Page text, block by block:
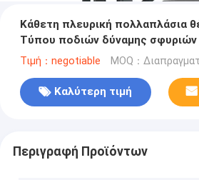
Κάθετη πλευρική πολλαπλάσια
Τύπου ποδιών δύναμης σφυριών
Τιμή：negotiable MOQ：
Καλύτερη τιμή
Περιγραφή Προϊόντων